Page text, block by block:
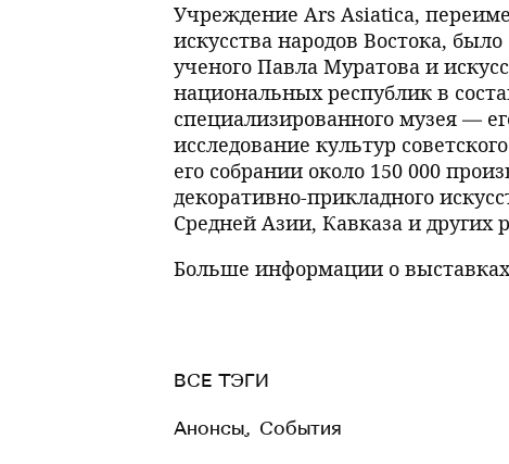
Учреждение Ars Asiatica,
искусства народов Востока,
ученого Павла Муратова и
национальных республик в
специализированного музея —
исследование культур
его собрании около 150 000
декоративно-прикладного
Средней Азии, Кавказа и других
Больше информации о
ВСЕ ТЭГИ
Анонсы, События